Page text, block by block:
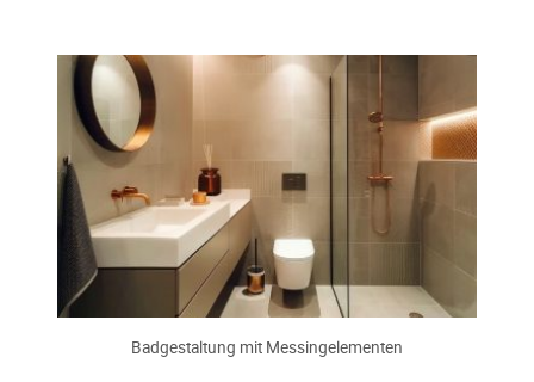
Badgestaltung mit Messingelementen